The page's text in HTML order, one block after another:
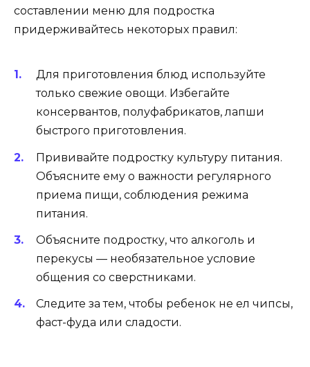
составлении меню для подростка
придерживайтесь некоторых правил:
Для приготовления блюд используйте
только свежие овощи. Избегайте
консервантов, полуфабрикатов, лапши
быстрого приготовления.
Прививайте подростку культуру питания.
Объясните ему о важности регулярного
приема пищи, соблюдения режима
питания.
Объясните подростку, что алкоголь и
перекусы — необязательное условие
общения со сверстниками.
Следите за тем, чтобы ребенок не ел чипсы,
фаст-фуда или сладости.